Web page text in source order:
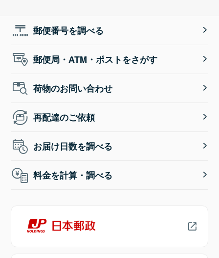
郵便番号を調べる
郵便局・ATM・ポストをさがす
荷物のお問い合わせ
再配達のご依頼
お届け日数を調べる
料金を計算・調べる